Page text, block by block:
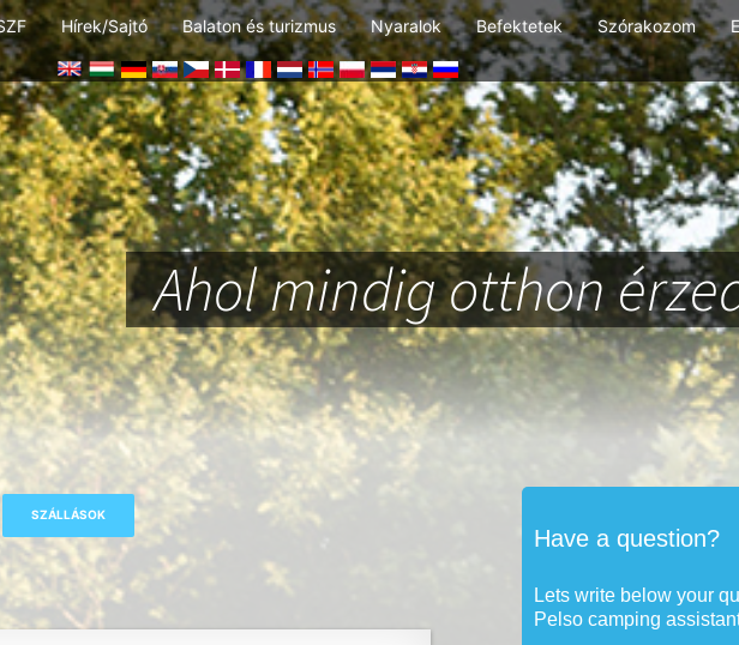
Hírek/Sajtó Balaton és turizmus Nyaralok Befektetek Szórakozom
Ahol mindig otthon
Have a question?
Lets write below your
Pelso camping